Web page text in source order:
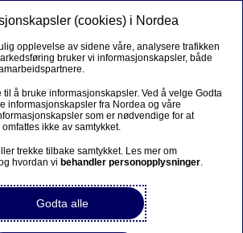
(cookies) i Nordea
opplevelse av sidene våre, analysere trafikken
bruker vi informasjonskapsler, både
til å bruke informasjonskapsler. Ved å velge Godta
informasjonskapsler fra Nordea og våre
som er nødvendige for at
ikke av samtykket.
trekke tilbake samtykket. Les mer om
hvordan vi behandler personopplysninger.
Godta alle